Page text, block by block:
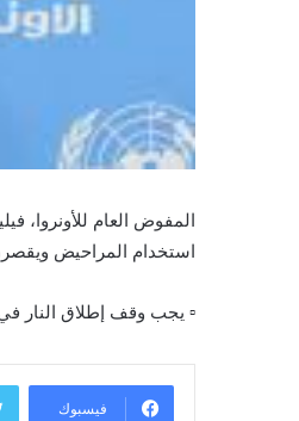
المفوض العام للأونروا،
استخدام المراحيض
▫️ يجب وقف إطلاق النار
فيسبوك